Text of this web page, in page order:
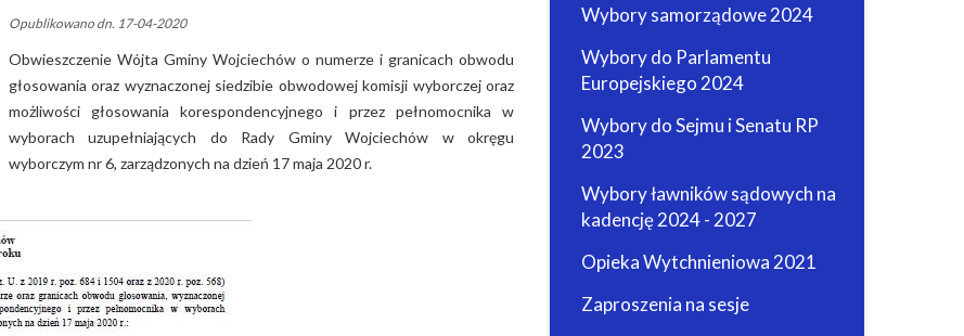
Opublikowano dn. 17-04-2020
Obwieszczenie Wójta Gminy Wojciechów o numerze i granicach obwodu
głosowania oraz wyznaczonej siedzibie obwodowej komisji wyborczej oraz
możliwości głosowania korespondencyjnego i przez pełnomocnika w
wyborach uzupełniających do Rady Gminy Wojciechów w okręgu
wyborczym nr 6, zarządzonych na dzień 17 maja 2020 r.
Wybory samorządowe 2024
Wybory do Parlamentu
Europejskiego 2024
Wybory do Sejmu i Senatu RP
2023
Wybory ławników sądowych na
kadencję 2024 - 2027
Opieka Wytchnieniowa 2021
Zaproszenia na sesje